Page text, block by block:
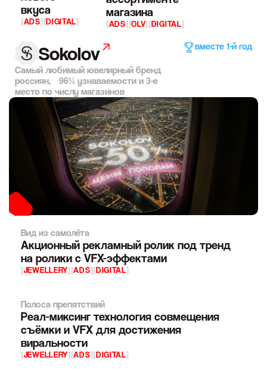
вкуса
[ADS][DIGITAL]
магазина
[ADS][OLV][DIGITAL]
Sokolov
Самый любимый ювелирный бренд
россиян, 96% узнаваемости и 3-е
место по числу магазинов
вместе 1-й год
Вид из самолёта
Акционный рекламный ролик под тренд
на ролики с VFX-эффектами
[JEWELLERY][ADS][DIGITAL]
Полоса препятствий
Реал-миксинг технология совмещения
съёмки и VFX для достижения
виральности
[JEWELLERY][ADS][DIGITAL]